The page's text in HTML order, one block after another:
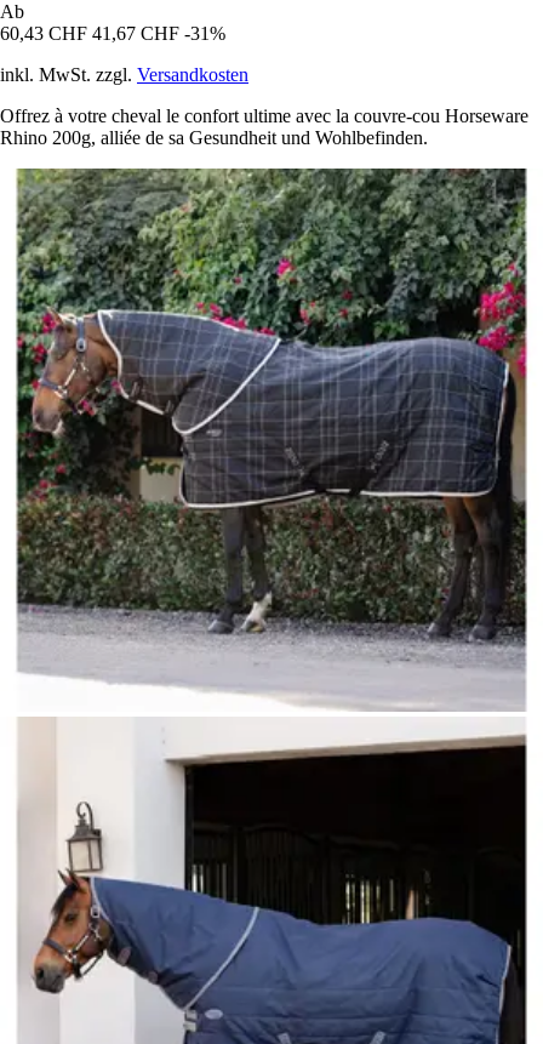
Ab
60,43 CHF 41,67 CHF -31%
inkl. MwSt. zzgl. Versandkosten
Offrez à votre cheval le confort ultime avec la couvre-cou Horseware
Rhino 200g, alliée de sa Gesundheit und Wohlbefinden.